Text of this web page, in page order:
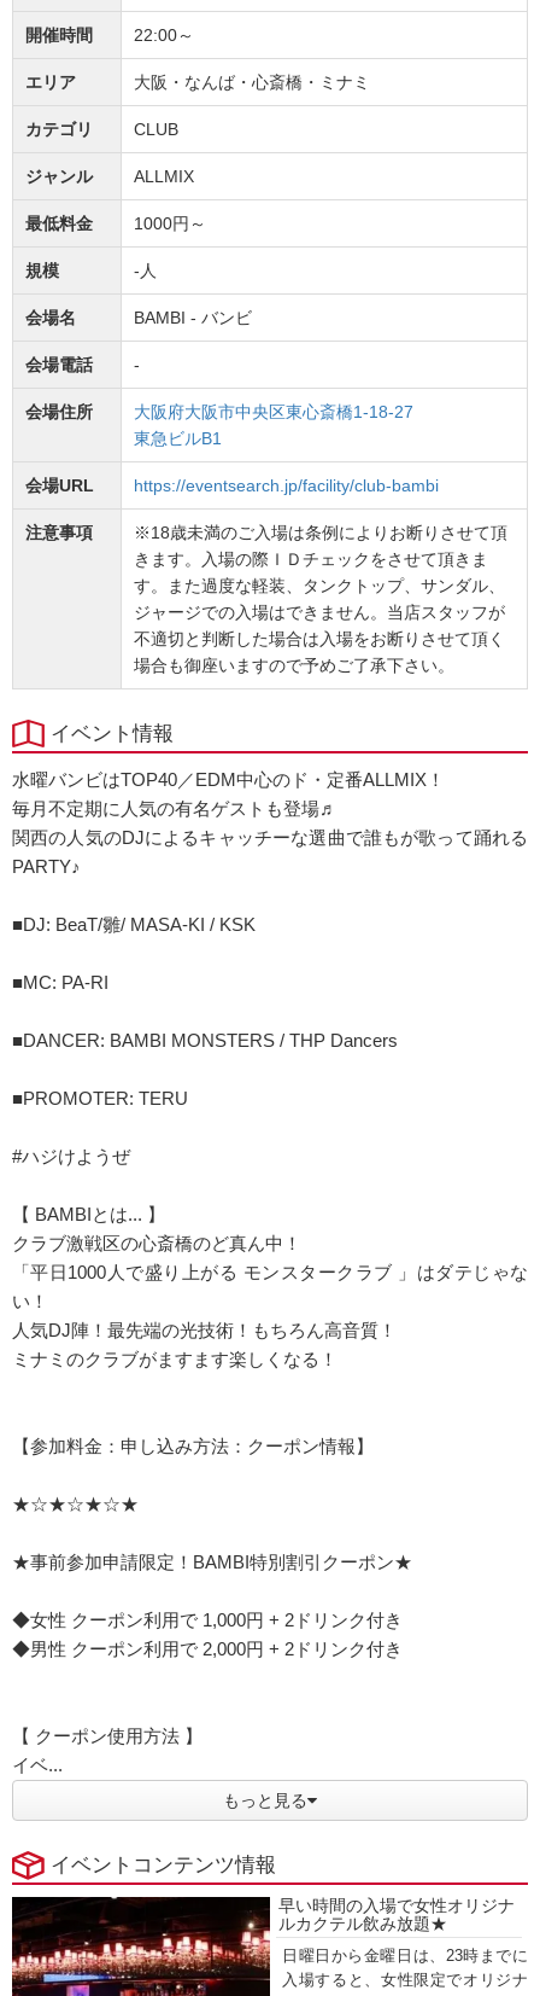
開催時間 22:00～
エリア 大阪・なんば・心斎橋・ミナミ
カテゴリ CLUB
ジャンル ALLMIX
最低料金 1000円～
規模 -人
会場名 BAMBI - バンビ
会場電話 -
会場住所
大阪府大阪市中央区東心斎橋1-18-27
東急ビルB1
会場URL https://eventsearch.jp/facility/club-bambi
注意事項
※18歳未満のご入場は条例によりお断りさせて頂
きます。入場の際ＩＤチェックをさせて頂きま
す。また過度な軽装、タンクトップ、サンダル、
ジャージでの入場はできません。当店スタッフが
不適切と判断した場合は入場をお断りさせて頂く
場合も御座いますので予めご了承下さい。
イベント情報
水曜バンビはTOP40／EDM中心のド・定番ALLMIX！
毎月不定期に人気の有名ゲストも登場♬
関西の人気のDJによるキャッチーな選曲で誰もが歌って踊れる
PARTY♪
■DJ: BeaT/雛/ MASA-KI / KSK
■MC: PA-RI
■DANCER: BAMBI MONSTERS / THP Dancers
■PROMOTER: TERU
#ハジけようぜ
【 BAMBIとは... 】
クラブ激戦区の心斎橋のど真ん中！
「平日1000人で盛り上がる モンスタークラブ 」はダテじゃな
い！
人気DJ陣！最先端の光技術！もちろん高音質！
ミナミのクラブがますます楽しくなる！
【参加料金：申し込み方法：クーポン情報】
★☆★☆★☆★
★事前参加申請限定！BAMBI特別割引クーポン★
◆女性 クーポン利用で 1,000円 + 2ドリンク付き
◆男性 クーポン利用で 2,000円 + 2ドリンク付き
【 クーポン使用方法 】
イベ...
もっと見る
イベントコンテンツ情報
早い時間の入場で女性オリジナ
ルカクテル飲み放題★
日曜日から金曜日は、23時までに
入場すると、女性限定でオリジナ